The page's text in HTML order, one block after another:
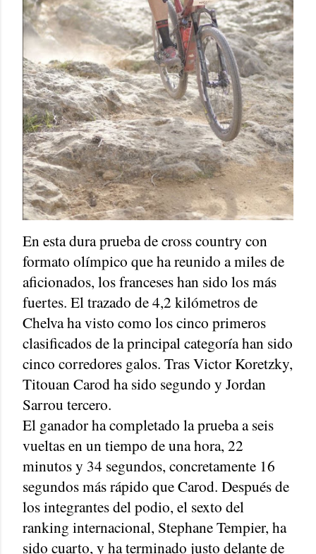
En esta dura prueba de cross country con
formato olímpico que ha reunido a miles de
aficionados, los franceses han sido los más
fuertes. El trazado de 4,2 kilómetros de
Chelva ha visto como los cinco primeros
clasificados de la principal categoría han sido
cinco corredores galos. Tras Victor Koretzky,
Titouan Carod ha sido segundo y Jordan
Sarrou tercero.
El ganador ha completado la prueba a seis
vueltas en un tiempo de una hora, 22
minutos y 34 segundos, concretamente 16
segundos más rápido que Carod. Después de
los integrantes del podio, el sexto del
ranking internacional, Stephane Tempier, ha
sido cuarto, y ha terminado justo delante de